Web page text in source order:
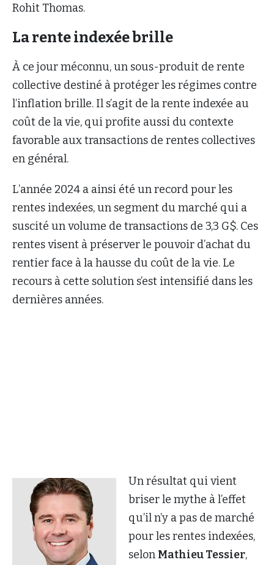
Rohit Thomas.
La rente indexée brille
À ce jour méconnu, un sous-produit de rente
collective destiné à protéger les régimes contre
l’inflation brille. Il s’agit de la rente indexée au
coût de la vie, qui profite aussi du contexte
favorable aux transactions de rentes collectives
en général.
L’année 2024 a ainsi été un record pour les
rentes indexées, un segment du marché qui a
suscité un volume de transactions de 3,3 G$. Ces
rentes visent à préserver le pouvoir d’achat du
rentier face à la hausse du coût de la vie. Le
recours à cette solution s’est intensifié dans les
dernières années.
Un résultat qui vient
briser le mythe à l’effet
qu’il n’y a pas de marché
pour les rentes indexées,
selon Mathieu Tessier,